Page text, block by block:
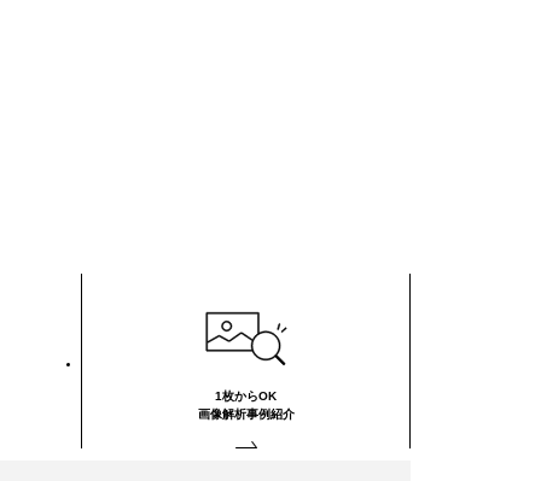
1枚からOK
画像解析事例紹介